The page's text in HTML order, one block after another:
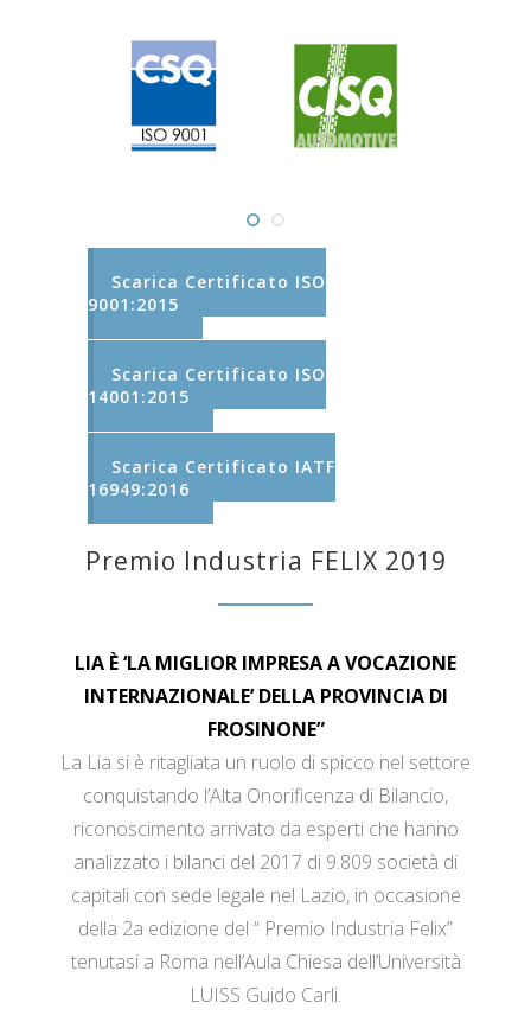
Scarica Certificato ISO
9001:2015
Scarica Certificato ISO
14001:2015
Scarica Certificato IATF
16949:2016
Premio Industria FELIX 2019
LIA È ‘LA MIGLIOR IMPRESA A VOCAZIONE
INTERNAZIONALE’ DELLA PROVINCIA DI
FROSINONE”
La Lia si è ritagliata un ruolo di spicco nel settore
conquistando l’Alta Onorificenza di Bilancio,
riconoscimento arrivato da esperti che hanno
analizzato i bilanci del 2017 di 9.809 società di
capitali con sede legale nel Lazio, in occasione
della 2a edizione del “ Premio Industria Felix”
tenutasi a Roma nell’Aula Chiesa dell’Università
LUISS Guido Carli.